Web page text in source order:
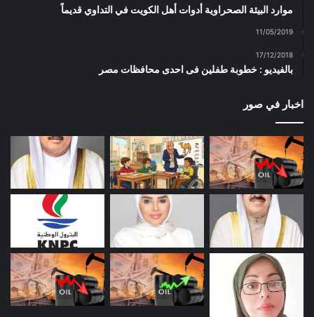
موارد البيئة الصحراوية أدوات أهل الكويت في التداوي قديماً
11/05/2019
17/12/2018
بالفيديو : خطوبة طفلين فى احدى محافظات مصر
اخبار في صور